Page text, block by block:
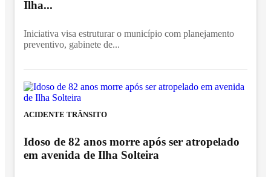
Ilha...
Iniciativa visa estruturar o município com planejamento
preventivo, gabinete de...
ACIDENTE TRÂNSITO
Idoso de 82 anos morre após ser atropelado
em avenida de Ilha Solteira